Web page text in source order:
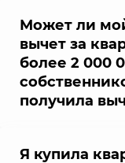
Может ли
вычет за
более 2 000
получила
Я купила